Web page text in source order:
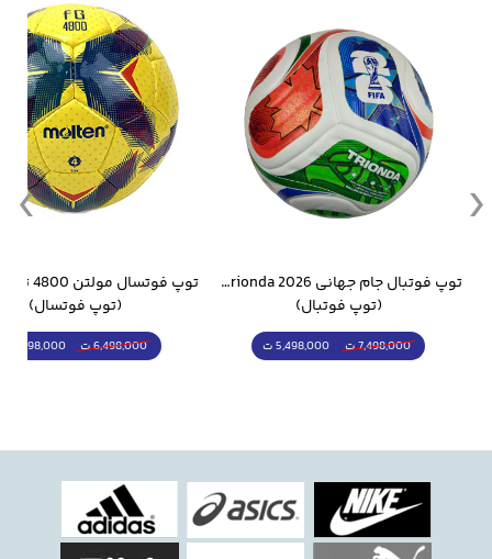
توپ فوتبال جام جهانی 2026 Trionda مشابه اورجینال
(توپ فوتبال)
7,498,000 ت 5,498,000 ت
(توپ فوتسال)
6,498,000 ت 5,298,000 ت